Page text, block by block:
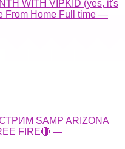
WITH VIPKID (yes, it's
From Home Full time —
SAMP ARIZONA
FIRE🔴 —